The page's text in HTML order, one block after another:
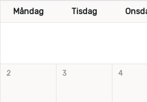
Måndag Tisdag
2 3 4